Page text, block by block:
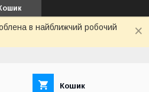
в найближчий робочий
Кошик